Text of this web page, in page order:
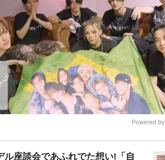
M
Powered by
ル座談会であふれでた想い!「自